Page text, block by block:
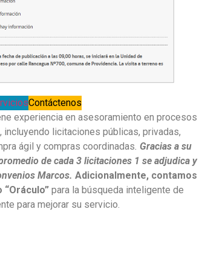
Contáctenos
experiencia en asesoramiento en procesos
incluyendo licitaciones públicas, privadas,
ágil y compras coordinadas. Gracias a su
de cada 3 licitaciones 1 se adjudica y
Marcos. Adicionalmente, contamos
para la búsqueda inteligente de
para mejorar su servicio.